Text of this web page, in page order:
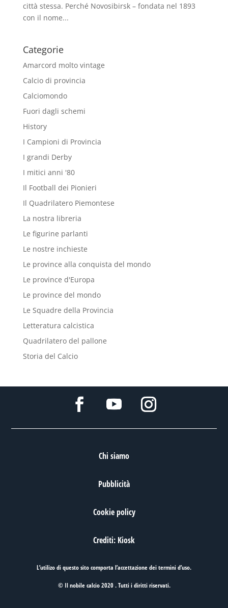
città stessa. Perché Novosibirsk – fondata nel 1893
con il nome...
Categorie
Amarcord molto vintage
Calcio di provincia
Calciomondo
Fuori dagli schemi
History
I Campioni di Provincia
I grandi Derby
I mitici anni '80
Il Football dei Pionieri
Il Quadrilatero Piemontese
La nostra libreria
Le figurine parlanti
Le nostre inchieste
Le province alla conquista del mondo
Le province d'Europa
Le province del mondo
Le Squadre della Provincia
Letteratura calcistica
Quadrilatero del pallone
Storia del Calcio
Chi siamo
Pubblicità
Cookie policy
Crediti: Kiosk
L’utilizo di questo sito comporta l’accettazione deitermini d’uso.
© Il nobile calcio 2020 . Tutti i diritti riservati.